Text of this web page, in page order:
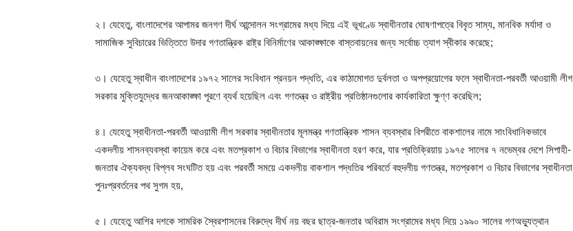
২। যেহেতু, বাংলাদেশের আপামর জনগণ দীর্ঘ আন্দোলন সংগ্রামের মধ্য দিয়ে এই ভূখণ্ডে স্বাধীনতার ঘোষণাপত্রে বিবৃত সাম্য, মানবিক মর্যাদা ও
সামাজিক সুবিচারের ভিত্তিতে উদার গণতান্ত্রিক রাষ্ট্র বিনির্মাণের আকাঙ্ক্ষাকে বাস্তবায়নের জন্য সর্বোচ্চ ত্যাগ স্বীকার করেছে;
৩। যেহেতু স্বাধীন বাংলাদেশের ১৯৭২ সালের সংবিধান প্রনয়ন পদ্ধতি, এর কাঠামোগত দুর্বলতা ও অপপ্রয়োগের ফলে স্বাধীনতা-পরবর্তী আওয়ামী লীগ
সরকার মুক্তিযুদ্ধের জনআকাঙ্ক্ষা পূরণে ব্যর্থ হয়েছিল এবং গণতন্ত্র ও রাষ্ট্রীয় প্রতিষ্ঠানগুলোর কার্যকারিতা ক্ষুণ্ণ করেছিল;
৪। যেহেতু স্বাধীনতা-পরবর্তী আওয়ামী লীগ সরকার স্বাধীনতার মূলমন্ত্র গণতান্ত্রিক শাসন ব্যবস্থার বিপরীতে বাকশালের নামে সাংবিধানিকভাবে
একদলীয় শাসনব্যবস্থা কায়েম করে এবং মতপ্রকাশ ও বিচার বিভাগের স্বাধীনতা হরণ করে, যার প্রতিক্রিয়ায় ১৯৭৫ সালের ৭ নভেম্বর দেশে সিপাহী-
জনতার ঐক্যবদ্ধ বিপ্লব সংঘটিত হয় এবং পরবর্তী সময়ে একদলীয় বাকশাল পদ্ধতির পরিবর্তে বহুদলীয় গণতন্ত্র, মতপ্রকাশ ও বিচার বিভাগের স্বাধীনতা
পুনঃপ্রবর্তনের পথ সুগম হয়,
৫। যেহেতু আশির দশকে সামরিক স্বৈরশাসনের বিরুদ্ধে দীর্ঘ নয় বছর ছাত্র-জনতার অবিরাম সংগ্রামের মধ্য দিয়ে ১৯৯০ সালের গণঅভ্যুত্থান